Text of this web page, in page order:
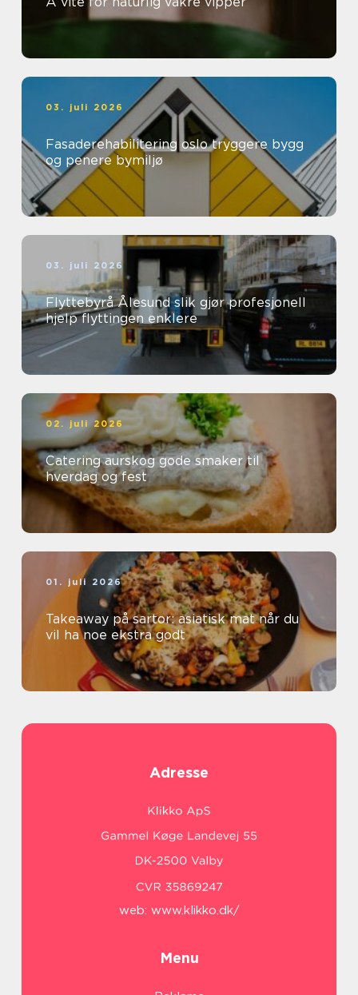
03. juli 2026
Fasaderehabilitering oslo tryggere bygg
og penere bymiljø
03. juli 2026
Flyttebyrå Ålesund slik gjør profesjonell
hjelp flyttingen enklere
02. juli 2026
Catering aurskog gode smaker til
hverdag og fest
01. juli 2026
Takeaway på sartor: asiatisk mat når du
vil ha noe ekstra godt
Adresse
web: www.klikko.dk/
Menu